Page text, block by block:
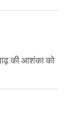
की आशंका को